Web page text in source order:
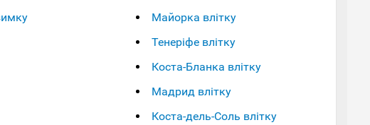
Майорка влітку
Тенеріфе влітку
Коста-Бланка влітку
Мадрид влітку
Коста-дель-Соль влітку